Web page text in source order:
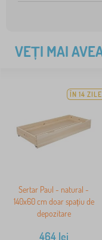
VEȚI MAI
ÎN 14 ZILE
Sertar Paul - natural -
140x60 cm doar spațiu de
depozitare
464lei